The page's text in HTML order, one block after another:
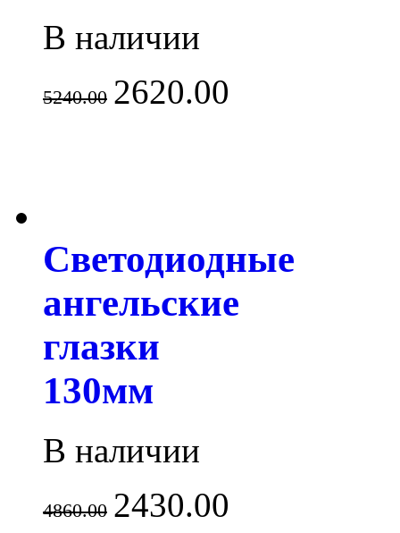
В наличии
5240.00 2620.00
Светодиодные
ангельские
глазки
130мм
В наличии
4860.00 2430.00